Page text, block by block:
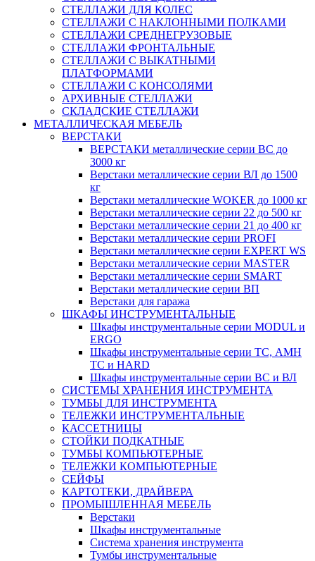
СТЕЛЛАЖИ ДЛЯ КОЛЕС
СТЕЛЛАЖИ С НАКЛОННЫМИ ПОЛКАМИ
СТЕЛЛАЖИ СРЕДНЕГРУЗОВЫЕ
СТЕЛЛАЖИ ФРОНТАЛЬНЫЕ
СТЕЛЛАЖИ С ВЫКАТНЫМИ
ПЛАТФОРМАМИ
СТЕЛЛАЖИ С КОНСОЛЯМИ
АРХИВНЫЕ СТЕЛЛАЖИ
СКЛАДСКИЕ СТЕЛЛАЖИ
МЕТАЛЛИЧЕСКАЯ МЕБЕЛЬ
ВЕРСТАКИ
ВЕРСТАКИ металлические серии ВС до
3000 кг
Верстаки металлические серии ВЛ до 1500
кг
Верстаки металлические WOKER до 1000 кг
Верстаки металлические серии 22 до 500 кг
Верстаки металлические серии 21 до 400 кг
Верстаки металлические серии PROFI
Верстаки металлические серии EXPERT WS
Верстаки металлические серии MASTER
Верстаки металлические серии SMART
Верстаки металлические серии ВП
Верстаки для гаража
ШКАФЫ ИНСТРУМЕНТАЛЬНЫЕ
Шкафы инструментальные серии MODUL и
ERGO
Шкафы инструментальные серии ТС, АМН
ТС и HARD
Шкафы инструментальные серии ВС и ВЛ
СИСТЕМЫ ХРАНЕНИЯ ИНСТРУМЕНТА
ТУМБЫ ДЛЯ ИНСТРУМЕНТА
ТЕЛЕЖКИ ИНСТРУМЕНТАЛЬНЫЕ
КАССЕТНИЦЫ
СТОЙКИ ПОДКАТНЫЕ
ТУМБЫ КОМПЬЮТЕРНЫЕ
ТЕЛЕЖКИ КОМПЬЮТЕРНЫЕ
СЕЙФЫ
КАРТОТЕКИ, ДРАЙВЕРА
ПРОМЫШЛЕННАЯ МЕБЕЛЬ
Верстаки
Шкафы инструментальные
Система хранения инструмента
Тумбы инструментальные